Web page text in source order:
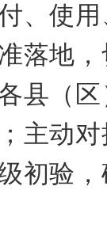
、使
落地
县（
主动
初验